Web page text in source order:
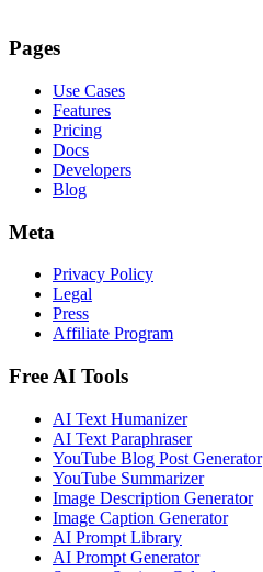
Pages
Use Cases
Features
Pricing
Docs
Developers
Blog
Meta
Privacy Policy
Legal
Press
Affiliate Program
Free AI Tools
AI Text Humanizer
AI Text Paraphraser
YouTube Blog Post Generator
YouTube Summarizer
Image Description Generator
Image Caption Generator
AI Prompt Library
AI Prompt Generator